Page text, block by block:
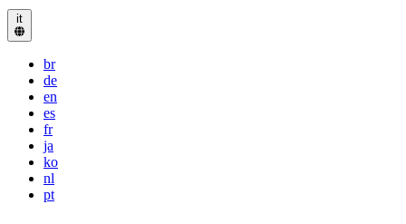
it
br
de
en
es
fr
ja
ko
nl
pt